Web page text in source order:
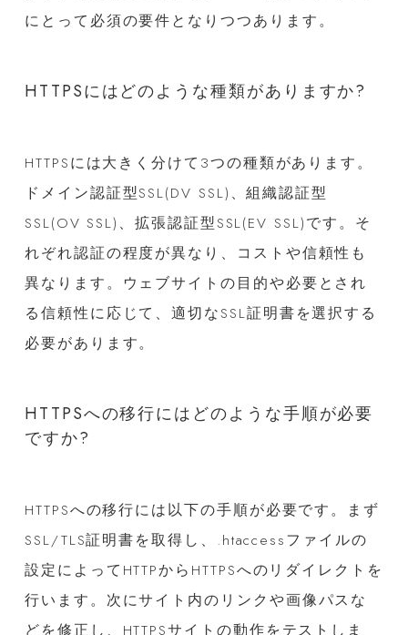
にとって必須の要件となりつつあります。
HTTPSにはどのような種類がありますか?
HTTPSには大きく分けて3つの種類があります。
ドメイン認証型SSL(DV SSL)、組織認証型
SSL(OV SSL)、拡張認証型SSL(EV SSL)です。そ
れぞれ認証の程度が異なり、コストや信頼性も
異なります。ウェブサイトの目的や必要とされ
る信頼性に応じて、適切なSSL証明書を選択する
必要があります。
HTTPSへの移行にはどのような手順が必要
ですか?
HTTPSへの移行には以下の手順が必要です。まず
SSL/TLS証明書を取得し、.htaccessファイルの
設定によってHTTPからHTTPSへのリダイレクトを
行います。次にサイト内のリンクや画像パスな
どを修正し、HTTPSサイトの動作をテストしま